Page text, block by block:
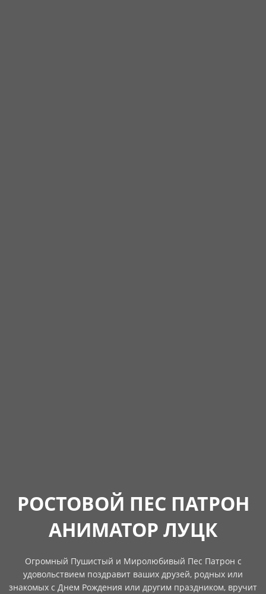
РОСТОВОЙ ПЕС ПАТРОН
АНИМАТОР ЛУЦК
Огромный Пушистый и Миролюбивый Пес Патрон с
удовольствием поздравит ваших друзей, родных или
знакомых с Днем Рождения или другим праздником, вручит